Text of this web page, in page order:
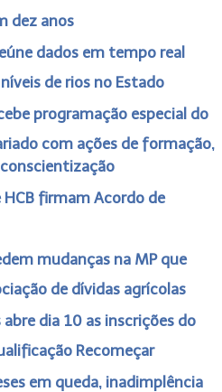
dez anos
dados em tempo real
de rios no Estado
programação especial do
com ações de formação,
HCB firmam Acordo de
mudanças na MP que
de dívidas agrícolas
abre dia 10 as inscrições do
Recomeçar
em queda, inadimplência